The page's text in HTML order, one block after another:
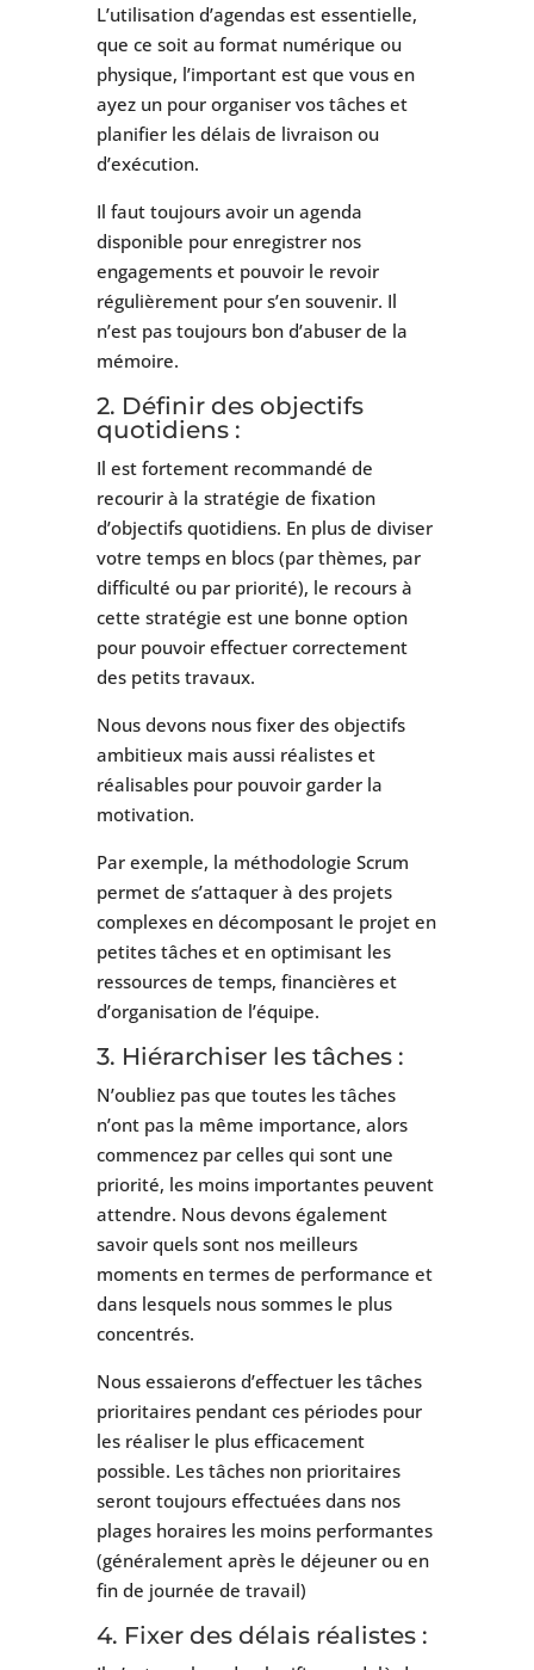
L’utilisation d’agendas est essentielle,
que ce soit au format numérique ou
physique, l’important est que vous en
ayez un pour organiser vos tâches et
planifier les délais de livraison ou
d’exécution.
Il faut toujours avoir un agenda
disponible pour enregistrer nos
engagements et pouvoir le revoir
régulièrement pour s’en souvenir. Il
n’est pas toujours bon d’abuser de la
mémoire.
2. Définir des objectifs
quotidiens :
Il est fortement recommandé de
recourir à la stratégie de fixation
d’objectifs quotidiens. En plus de diviser
votre temps en blocs (par thèmes, par
difficulté ou par priorité), le recours à
cette stratégie est une bonne option
pour pouvoir effectuer correctement
des petits travaux.
Nous devons nous fixer des objectifs
ambitieux mais aussi réalistes et
réalisables pour pouvoir garder la
motivation.
Par exemple, la méthodologie Scrum
permet de s’attaquer à des projets
complexes en décomposant le projet en
petites tâches et en optimisant les
ressources de temps, financières et
d’organisation de l’équipe.
3. Hiérarchiser les tâches :
N’oubliez pas que toutes les tâches
n’ont pas la même importance, alors
commencez par celles qui sont une
priorité, les moins importantes peuvent
attendre. Nous devons également
savoir quels sont nos meilleurs
moments en termes de performance et
dans lesquels nous sommes le plus
concentrés.
Nous essaierons d’effectuer les tâches
prioritaires pendant ces périodes pour
les réaliser le plus efficacement
possible. Les tâches non prioritaires
seront toujours effectuées dans nos
plages horaires les moins performantes
(généralement après le déjeuner ou en
fin de journée de travail)
4. Fixer des délais réalistes :